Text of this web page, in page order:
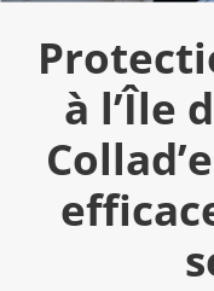
à l’Île